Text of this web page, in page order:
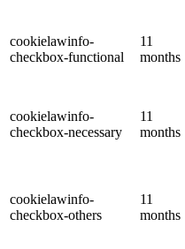
cookielawinfo-
checkbox-functional
11
months
cookielawinfo-
checkbox-necessary
11
months
cookielawinfo-
checkbox-others
11
months